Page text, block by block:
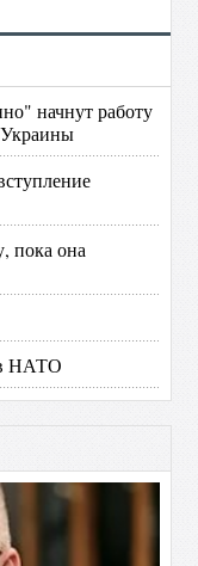
начнут работу
Украины
пока она
в НАТО